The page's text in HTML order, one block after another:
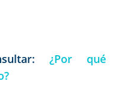
¿Por qué